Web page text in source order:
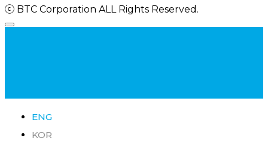
ⓒ BTC Corporation ALL Rights Reserved.
ENG
KOR